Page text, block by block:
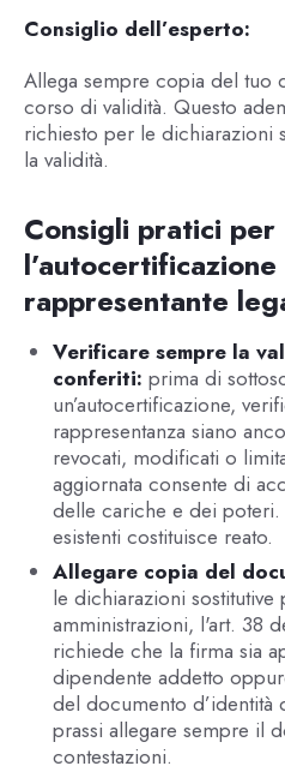
Consiglio dell’esperto:
Allega sempre copia del tuo
corso di validità. Questo
richiesto per le dichiarazioni
la validità.
Consigli pratici per
rappresentante
Verificare sempre la
conferiti: prima di
un’autocertificazione,
rappresentanza siano
revocati, modificati o
aggiornata consente di
delle cariche e dei
esistenti costituisce reato.
Allegare copia del
le dichiarazioni
amministrazioni, l'art. 38
richiede che la firma sia
dipendente addetto
del documento d’identità
prassi allegare sempre il
contestazioni.